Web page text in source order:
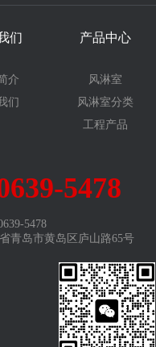
们
介
们
产品中心
风淋室
风淋室分类
工程产品
5478
5478
青岛市黄岛区庐山路65号